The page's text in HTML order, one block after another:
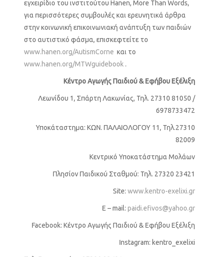
εγχειρίδιο του ινστιτούτου Hanen, More Than Words,
για περισσότερες συμβουλές και ερευνητικά άρθρα
στην κοινωνική επικοινωνιακή ανάπτυξη των παιδιών
στο αυτιστικό φάσμα, επισκεφτείτε το
www.hanen.org/AutismCorne και το
www.hanen.org/MTWguidebook .
Κέντρο Αγωγής Παιδιού & Εφήβου Εξέλιξη
Λεωνίδου 1, Σπάρτη Λακωνίας, Τηλ. 27310 81050 /
6978733472
Υποκάταστημα: ΚΩΝ. ΠΑΛΑΙΟΛΟΓΟΥ 11, Τηλ.27310
82009
Κεντρικό Υποκατάστημα Μολάων
Πλησίον Παιδικού Σταθμού: Τηλ. 27320 23421
Site:www.kentro-exelixi.gr
E – mail:paidi.efivos@yahoo.gr
Facebook: Κέντρο Αγωγής Παιδιού & Εφήβου Εξέλιξη
Instagram: kentro_exelixi